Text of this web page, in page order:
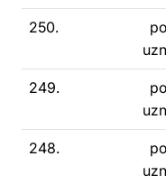
250.
249.
248.